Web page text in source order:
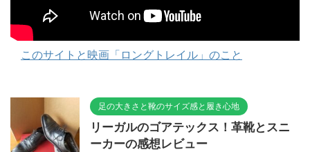
このサイトと映画「ロングトレイル」のこと
足の大きさと靴のサイズ感と履き心地
リーガルのゴアテックス！革靴とスニ
ーカーの感想レビュー